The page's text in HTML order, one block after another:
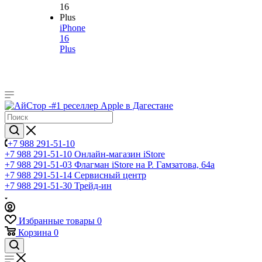
iPhone
16
Plus
+7 988 291-51-10
+7 988 291-51-10 Онлайн-магазин iStore
+7 988 291-51-03 Флагман iStore на Р. Гамзатова, 64а
+7 988 291-51-14 Сервисный центр
+7 988 291-51-30 Трейд-ин
Избранные товары 0
Корзина 0